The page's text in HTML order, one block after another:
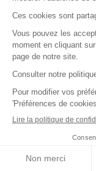
Nos